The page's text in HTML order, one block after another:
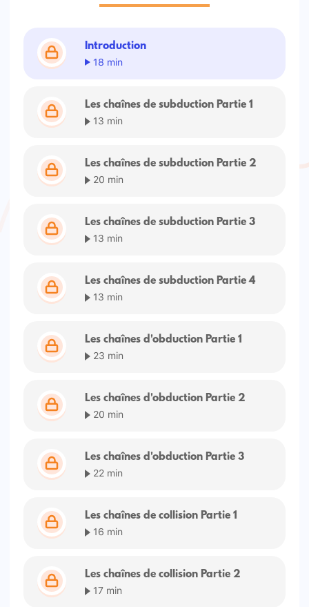
Introduction
18 min
Les chaînes de subduction Partie 1
13 min
Les chaînes de subduction Partie 2
20 min
Les chaînes de subduction Partie 3
13 min
Les chaînes de subduction Partie 4
13 min
Les chaînes d'obduction Partie 1
23 min
Les chaînes d'obduction Partie 2
20 min
Les chaînes d'obduction Partie 3
22 min
Les chaînes de collision Partie 1
16 min
Les chaînes de collision Partie 2
17 min